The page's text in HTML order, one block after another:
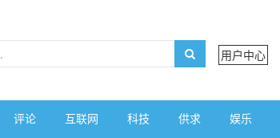
用户中心
评论 互联网 科技 供求 娱乐